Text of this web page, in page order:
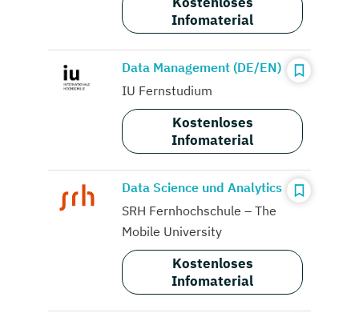
Infomaterial
Data Management (DE/EN)
IU Fernstudium
Kostenloses
Infomaterial
Data Science und Analytics
SRH Fernhochschule – The
Mobile University
Kostenloses
Infomaterial